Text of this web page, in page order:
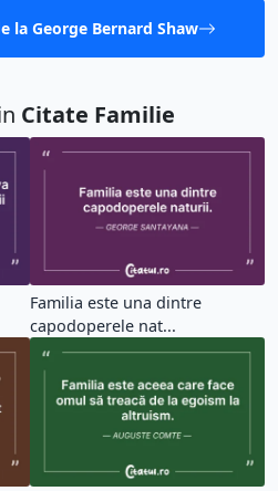
la George Bernard Shaw
Citate Familie
Familia este una dintre
capodoperele nat...